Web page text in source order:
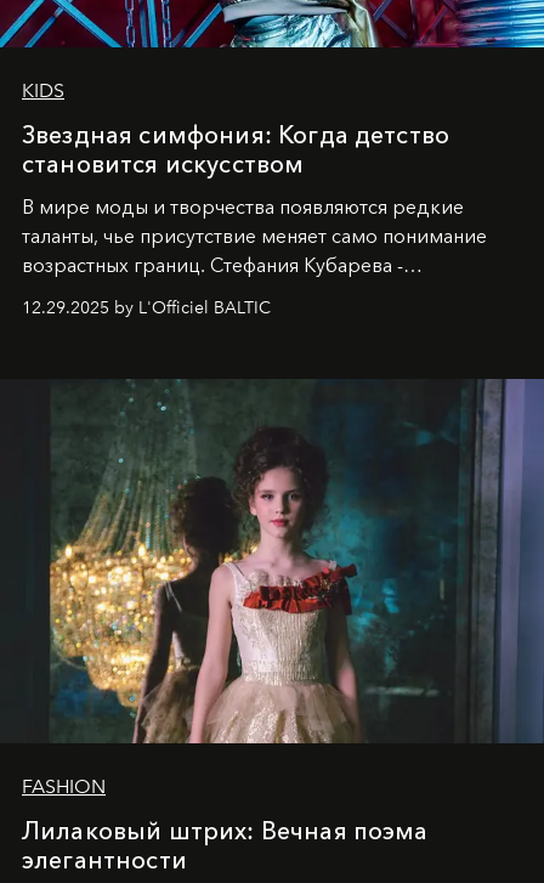
KIDS
Звездная симфония: Когда детство
становится искусством
В мире моды и творчества появляются редкие
таланты, чье присутствие меняет само понимание
возрастных границ. Стефания Кубарева -
десятилетняя обладательница невероятной
харизмы, чье имя уже украшает обложки
2025
и LUXIA June 2025, представляет собой
уникальное явление современной культуры.
12.29.2025 by L'Officiel BALTIC
FASHION
Лилаковый штрих: Вечная поэма
элегантности